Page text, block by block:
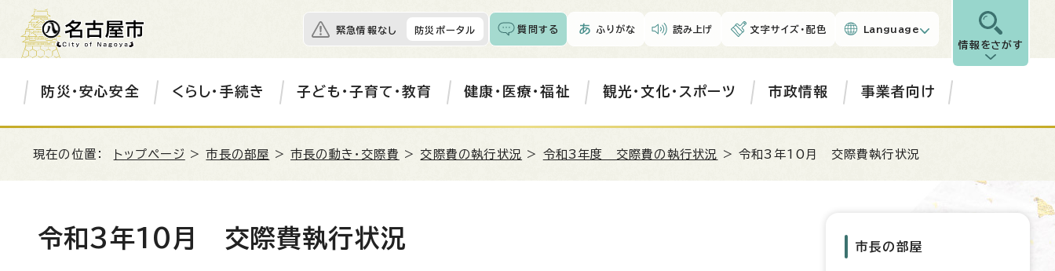
緊急情報なし 防災ポータル 質問する ふりがな 読み上げ 文字サイズ・配色 Language
情報をさがす
防災・安心安全 くらし・手続き 子ども・子育て・教育 健康・医療・福祉 観光・文化・スポーツ 市政情報 事業者向け
現在の位置： トップページ >市長の部屋 >市長の動き・交際費 > 交際費の執行状況 > 令和3年度 交際費の執行状況 > 令和3年10月 交際費執行状況
令和3年10月 交際費執行状況 市長の部屋